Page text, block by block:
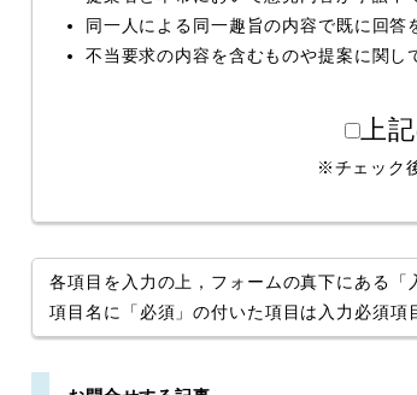
同一人による同一趣旨の内容で既に回答
不当要求の内容を含むものや提案に関
上
※チェック
各項目を入力の上，フォームの真下にある「
項目名に「必須」の付いた項目は入力必須項